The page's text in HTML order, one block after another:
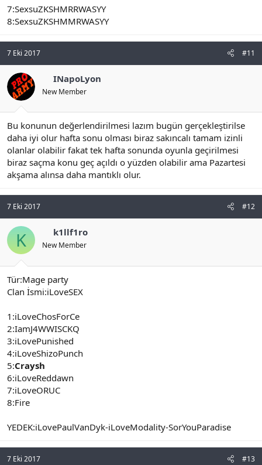
7:SexsuZKSHMRRWASYY
8:SexsuZKSHMMRWASYY
7 Eki 2017 #11
INapoLyon
New Member
Bu konunun değerlendirilmesi lazım bugün gerçekleştirilse
daha iyi olur hafta sonu olması biraz sakıncalı tamam izinli
olanlar olabilir fakat tek hafta sonunda oyunla geçirilmesi
biraz saçma konu geç açıldı o yüzden olabilir ama Pazartesi
akşama alınsa daha mantıklı olur.
7 Eki 2017 #12
K k1llf1ro
New Member
Tür:Mage party
Clan İsmi:iLoveSEX
1:iLoveChosForCe
2:IamJ4WWISCKQ
3:iLovePunished
4:iLoveShizoPunch
5:Craysh
6:iLoveReddawn
7:iLoveORUC
8:Fire
YEDEK:iLovePaulVanDyk-iLoveModality-SorYouParadise
7 Eki 2017 #13